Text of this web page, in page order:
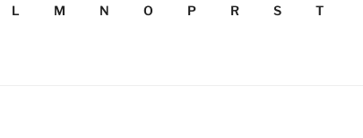
L M N O P R S T